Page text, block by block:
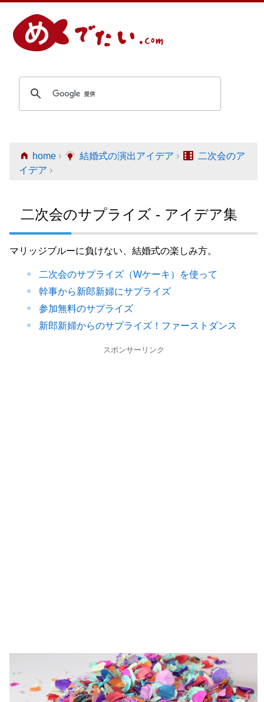
home › 結婚式の演出アイデア ›
二次会のア
イデア ›
二次会のサプライズ - アイデア集
マリッジブルーに負けない、結婚式の楽しみ方。
二次会のサプライズ（Wケーキ）を使って
幹事から新郎新婦にサプライズ
参加無料のサプライズ
新郎新婦からのサプライズ！ファーストダンス
スポンサーリンク